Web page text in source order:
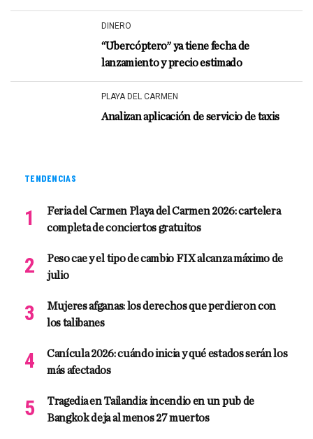
DINERO
“Ubercóptero” ya tiene fecha de
lanzamiento y precio estimado
PLAYA DEL CARMEN
Analizan aplicación de servicio de taxis
TENDENCIAS
Feria del Carmen Playa del Carmen 2026: cartelera
completa de conciertos gratuitos
Peso cae y el tipo de cambio FIX alcanza máximo de
julio
Mujeres afganas: los derechos que perdieron con
los talibanes
Canícula 2026: cuándo inicia y qué estados serán los
más afectados
Tragedia en Tailandia: incendio en un pub de
Bangkok deja al menos 27 muertos